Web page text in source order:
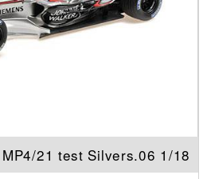
21 test Silvers.06 1/18